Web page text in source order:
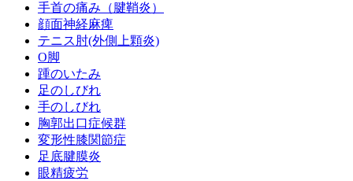
手首の痛み（腱鞘炎）
顔面神経麻痺
テニス肘(外側上顆炎)
O脚
踵のいたみ
足のしびれ
手のしびれ
胸郭出口症候群
変形性膝関節症
足底腱膜炎
眼精疲労